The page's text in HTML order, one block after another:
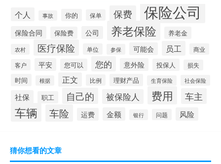
个人 事故 你的 保单 保费 保险公司
保险合同 保险费 公司 养老保险 养老金
农村 医疗保险 单位 参保 可能会 员工
商业
客户
平安 您可以 您的 意外险 投保人 损失
时间 根据 正文 比例 理财产品 生育保险 社会保险
社保 职工 自己的 被保险人 费用 车主
车辆 车险 运费 金额 银行 问题 风险
猜你想看的文章